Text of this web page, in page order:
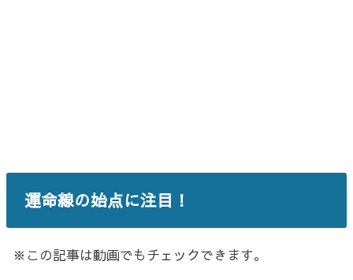
運命線の始点に注目！
※この記事は動画でもチェックできます。